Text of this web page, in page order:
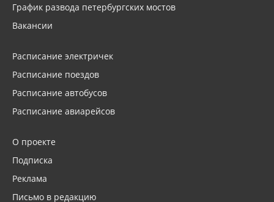
График развода петербургских мостов
Вакансии
Расписание электричек
Расписание поездов
Расписание автобусов
Расписание авиарейсов
О проекте
Подписка
Реклама
Письмо в редакцию